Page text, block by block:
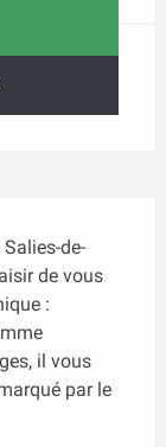
de-
de vous
:
il vous
par le